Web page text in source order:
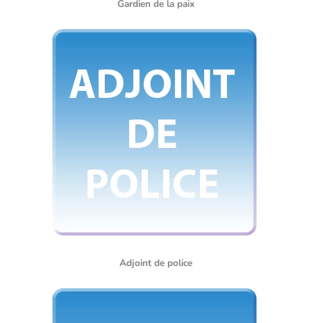
Gardien de la paix
Adjoint de police